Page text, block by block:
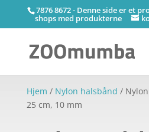
7876 8672 - Denne side er et
shops med produkterne
Hjem / Nylon halsbånd /
25 cm, 10 mm